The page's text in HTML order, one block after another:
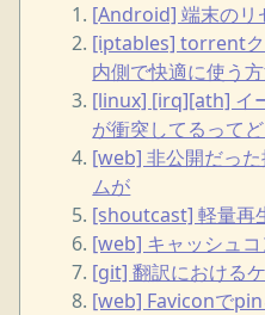
[Android] 端末のリ
[iptables] torrent
内側で快適に使う
[linux] [irq][ath] イ
が衝突してるってど
[web] 非公開だっ
ムが
[shoutcast] 軽量再
[web] キャッシュ
[git] 翻訳における
[web] Faviconでpin